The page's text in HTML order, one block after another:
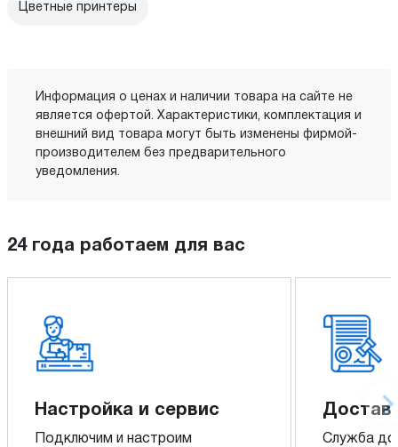
Цветные принтеры
Информация о ценах и наличии товара на сайте не
является офертой. Характеристики, комплектация и
внешний вид товара могут быть изменены фирмой-
производителем без предварительного
уведомления.
24 года работаем для вас
Настройка и сервис
Подключим и настроим
Служба